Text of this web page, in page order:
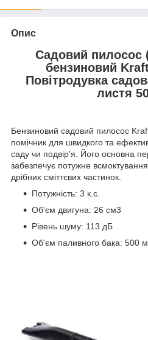
Опис
Садовий пилосос
бензиновий
Повітродувка
листя
Бензиновий садовий пилосос
помічник для швидкого та
саду чи подвір'я. Його основна
забезпечує потужне
дрібних сміттєвих частинок.
Потужність: 3 к.с.
Об'єм двигуна: 26 см3
Рівень шуму: 113 дБ
Об'єм паливного бака: 500